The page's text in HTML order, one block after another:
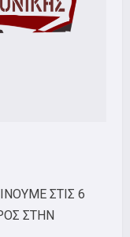
ΣΤΙΣ 6
ΣΤΗΝ